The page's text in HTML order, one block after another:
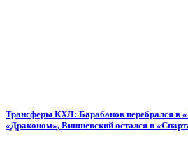
Трансферы КХЛ: Барабанов перебрался в
«Драконом», Вишневский остался в